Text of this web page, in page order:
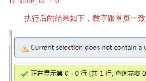
执行后的结果如下，数字跟首页一致